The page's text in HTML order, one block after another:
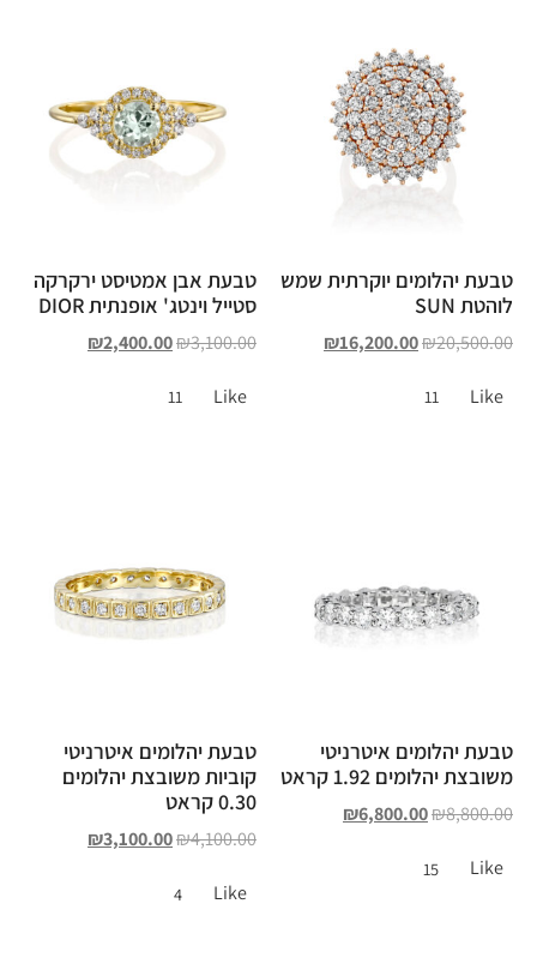
טבעת יהלומים יוקרתית שמש
לוהטת SUN
₪20,500.00
₪16,200.00
Like
11
טבעת אבן אמטיסט ירקרקה
סטייל וינטג' אופנתית DIOR
₪3,100.00
₪2,400.00
Like
11
טבעת יהלומים איטרניטי
משובצת יהלומים 1.92 קראט
₪8,800.00
₪6,800.00
Like
15
טבעת יהלומים איטרניטי
קוביות משובצת יהלומים
0.30 קראט
₪4,100.00
₪3,100.00
Like
4